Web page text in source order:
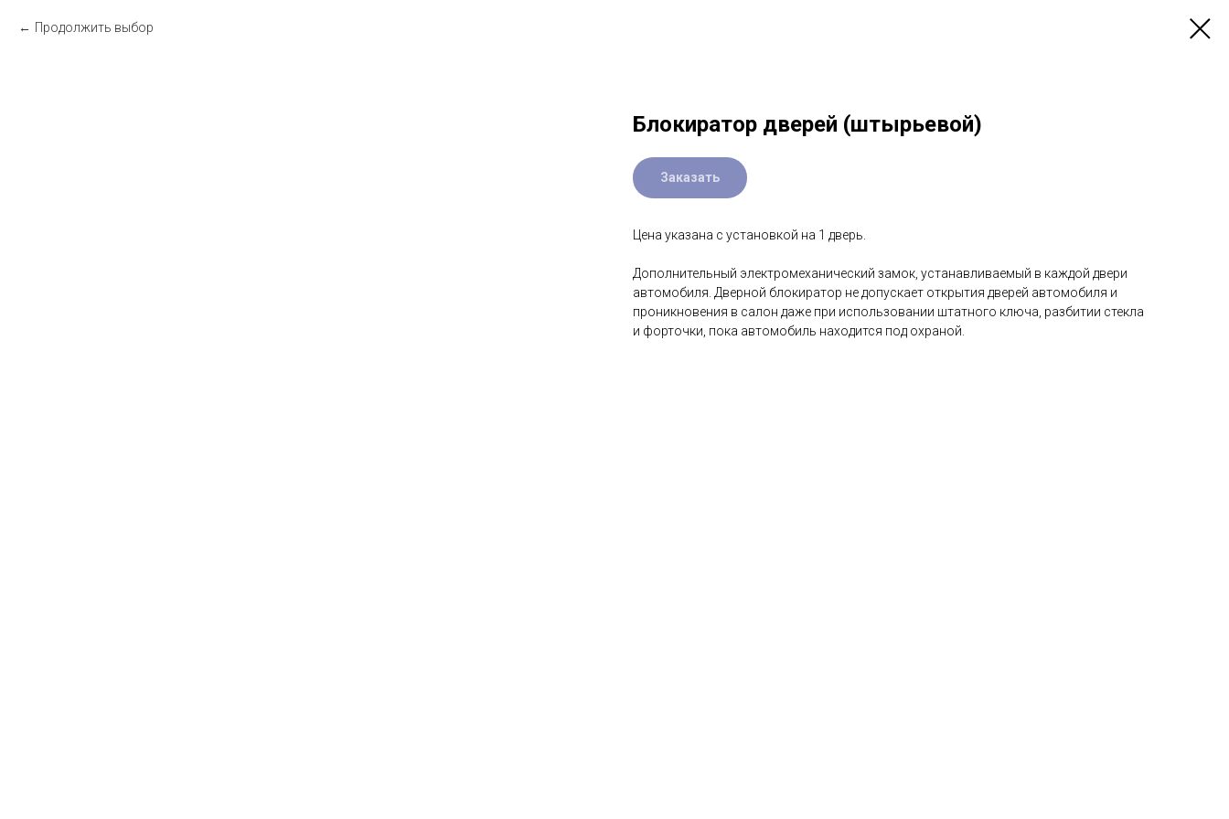
Продолжить выбор
Блокиратор дверей (штырьевой)
Заказать
Цена указана с установкой на 1 дверь.
Дополнительный электромеханический замок, устанавливаемый в каждой двери
автомобиля. Дверной блокиратор не допускает открытия дверей автомобиля и
проникновения в салон даже при использовании штатного ключа, разбитии стекла
и форточки, пока автомобиль находится под охраной.